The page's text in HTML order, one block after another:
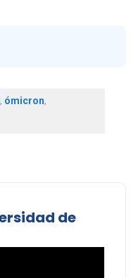
, ómicron,
de